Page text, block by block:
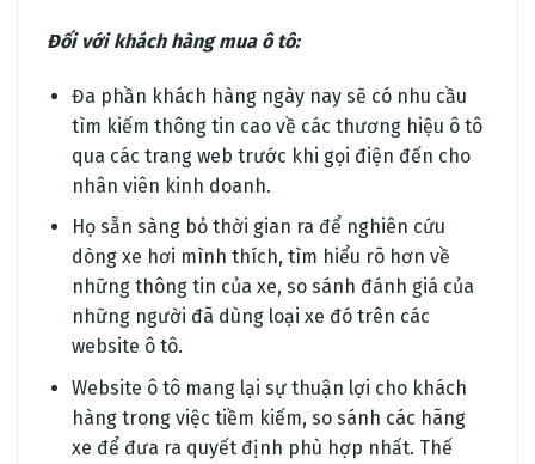
Đối với khách hàng mua ô tô:
Đa phần khách hàng ngày nay sẽ có nhu cầu
tìm kiếm thông tin cao về các thương hiệu ô tô
qua các trang web trước khi gọi điện đến cho
nhân viên kinh doanh.
Họ sẵn sàng bỏ thời gian ra để nghiên cứu
dòng xe hơi mình thích, tìm hiểu rõ hơn về
những thông tin của xe, so sánh đánh giá của
những người đã dùng loại xe đó trên các
website ô tô.
Website ô tô mang lại sự thuận lợi cho khách
hàng trong việc tiềm kiếm, so sánh các hãng
xe để đưa ra quyết định phù hợp nhất. Thế